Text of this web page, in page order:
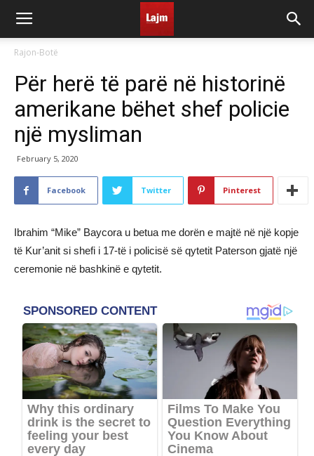
Rajon-Botë
Për herë të parë në historinë
amerikane bëhet shef policie
një mysliman
February 5, 2020
Facebook Twitter Pinterest
Ibrahim “Mike” Baycora u betua me dorën e majtë në një kopje
të Kur’anit si shefi i 17-të i policisë së qytetit Paterson gjatë një
ceremonie në bashkinë e qytetit.